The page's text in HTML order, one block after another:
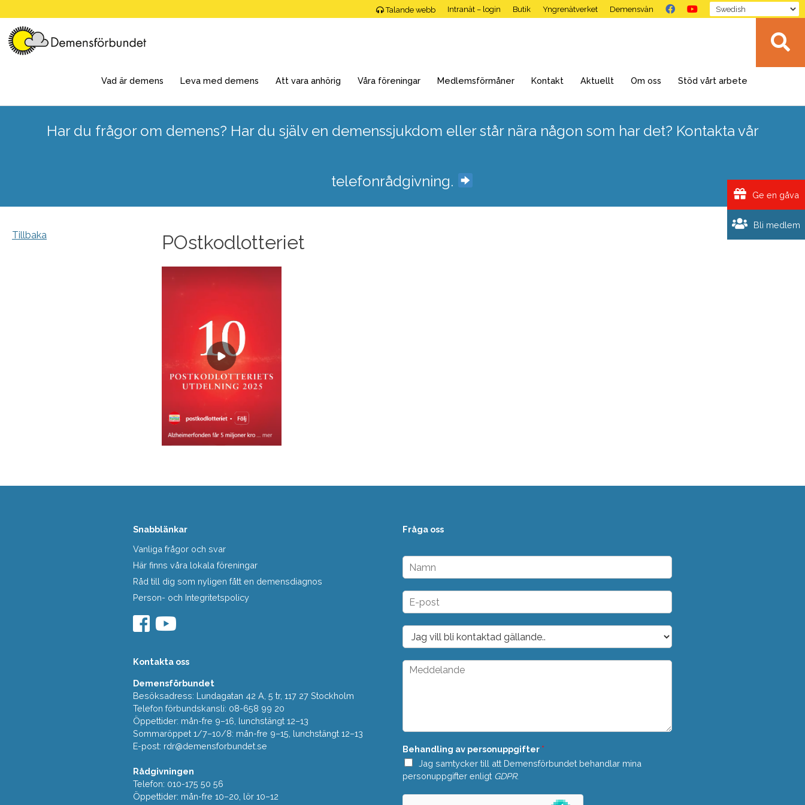
to
content
Talande webb Intranät – login Butik Yngrenätverket Demensvän
Vad är demens Leva med demens Att vara anhörig Våra föreningar Medlemsförmåner Kontakt Aktuellt Om oss Stöd vårt arbete
Har du frågor om demens? Har du själv en demenssjukdom eller står nära någon som har det? Kontakta vår
telefonrådgivning.
Tillbaka POstkodlotteriet
Snabblänkar
Vanliga frågor och svar
Här finns våra lokala föreningar
Råd till dig som nyligen fått en demensdiagnos
Person- och Integritetspolicy
Kontakta oss
Demensförbundet
Besöksadress: Lundagatan 42 A, 5 tr, 117 27 Stockholm
Telefon förbundskansli: 08-658 99 20
Öppettider: mån-fre 9–16, lunchstängt 12–13
Sommaröppet 1/7–10/8: mån-fre 9–15, lunchstängt 12–13
E-post: rdr@demensforbundet.se
Rådgivningen
Telefon: 010-175 50 56
Öppettider: mån-fre 10–20, lör 10–12
Fråga oss
N
m
n
E
p
o
t
*
D
o
p
M
a
d
e
*
Behandling av personuppgifter *
Jag samtycker till att Demensförbundet behandlar mina
personuppgifter enligt GDPR.
Bli medlem
Ge en gåva